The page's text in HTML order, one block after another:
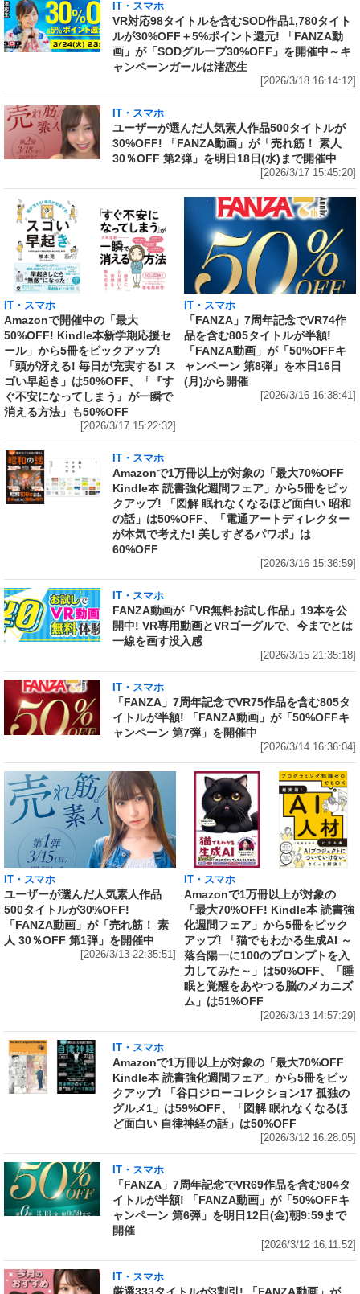
IT・スマホ
VR対応98タイトルを含むSOD作品1,780タイト
ルが30%OFF＋5%ポイント還元! 「FANZA動
画」が「SODグループ30%OFF」を開催中～キ
ャンペーンガールは渚恋生
[2026/3/18 16:14:12]
IT・スマホ
ユーザーが選んだ人気素人作品500タイトルが
30%OFF! 「FANZA動画」が「売れ筋！ 素人
30％OFF 第2弾」を明日18日(水)まで開催中
[2026/3/17 15:45:20]
IT・スマホ
Amazonで開催中の「最大
50%OFF! Kindle本新学期応援セ
ール」から5冊をピックアップ!
「頭が冴える! 毎日が充実する! ス
ゴい早起き」は50%OFF、「『す
ぐ不安になってしまう』が一瞬で
消える方法」も50%OFF
[2026/3/17 15:22:32]
IT・スマホ
「FANZA」7周年記念でVR74作
品を含む805タイトルが半額!
「FANZA動画」が「50%OFFキ
ャンペーン 第8弾」を本日16日
(月)から開催
[2026/3/16 16:38:41]
IT・スマホ
Amazonで1万冊以上が対象の「最大70%OFF
Kindle本 読書強化週間フェア」から5冊をピッ
クアップ! 「図解 眠れなくなるほど面白い 昭和
の話」は50%OFF、「電通アートディレクター
が本気で考えた! 美しすぎるパワポ」は
60%OFF
[2026/3/16 15:36:59]
IT・スマホ
FANZA動画が「VR無料お試し作品」19本を公
開中! VR専用動画とVRゴーグルで、今までとは
一線を画す没入感
[2026/3/15 21:35:18]
IT・スマホ
「FANZA」7周年記念でVR75作品を含む805タ
イトルが半額! 「FANZA動画」が「50%OFFキ
ャンペーン 第7弾」を開催中
[2026/3/14 16:36:04]
IT・スマホ
ユーザーが選んだ人気素人作品
500タイトルが30%OFF!
「FANZA動画」が「売れ筋！ 素
人 30％OFF 第1弾」を開催中
[2026/3/13 22:35:51]
IT・スマホ
Amazonで1万冊以上が対象の
「最大70%OFF! Kindle本 読書強
化週間フェア」から5冊をピック
アップ! 「猫でもわかる生成AI ～
落合陽一に100のプロンプトを入
力してみた～」は50%OFF、「睡
眠と覚醒をあやつる脳のメカニズ
ム」は51%OFF
[2026/3/13 14:57:29]
IT・スマホ
Amazonで1万冊以上が対象の「最大70%OFF
Kindle本 読書強化週間フェア」から5冊をピッ
クアップ! 「谷口ジローコレクション17 孤独の
グルメ1」は59%OFF、「図解 眠れなくなるほ
ど面白い 自律神経の話」は50%OFF
[2026/3/12 16:28:05]
IT・スマホ
「FANZA」7周年記念でVR69作品を含む804タ
イトルが半額! 「FANZA動画」が「50%OFFキ
ャンペーン 第6弾」を明日12日(金)朝9:59まで
開催
[2026/3/12 16:11:52]
IT・スマホ